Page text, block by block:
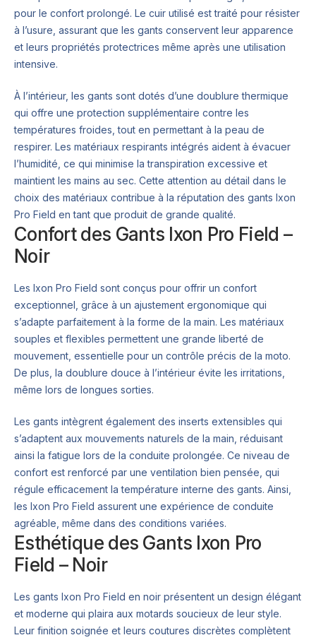
pour le confort prolongé. Le cuir utilisé est traité pour résister
à l’usure, assurant que les gants conservent leur apparence
et leurs propriétés protectrices même après une utilisation
intensive.
À l’intérieur, les gants sont dotés d’une doublure thermique
qui offre une protection supplémentaire contre les
températures froides, tout en permettant à la peau de
respirer. Les matériaux respirants intégrés aident à évacuer
l’humidité, ce qui minimise la transpiration excessive et
maintient les mains au sec. Cette attention au détail dans le
choix des matériaux contribue à la réputation des gants Ixon
Pro Field en tant que produit de grande qualité.
Confort des Gants Ixon Pro Field –
Noir
Les Ixon Pro Field sont conçus pour offrir un confort
exceptionnel, grâce à un ajustement ergonomique qui
s’adapte parfaitement à la forme de la main. Les matériaux
souples et flexibles permettent une grande liberté de
mouvement, essentielle pour un contrôle précis de la moto.
De plus, la doublure douce à l’intérieur évite les irritations,
même lors de longues sorties.
Les gants intègrent également des inserts extensibles qui
s’adaptent aux mouvements naturels de la main, réduisant
ainsi la fatigue lors de la conduite prolongée. Ce niveau de
confort est renforcé par une ventilation bien pensée, qui
régule efficacement la température interne des gants. Ainsi,
les Ixon Pro Field assurent une expérience de conduite
agréable, même dans des conditions variées.
Esthétique des Gants Ixon Pro
Field – Noir
Les gants Ixon Pro Field en noir présentent un design élégant
et moderne qui plaira aux motards soucieux de leur style.
Leur finition soignée et leurs coutures discrètes complètent